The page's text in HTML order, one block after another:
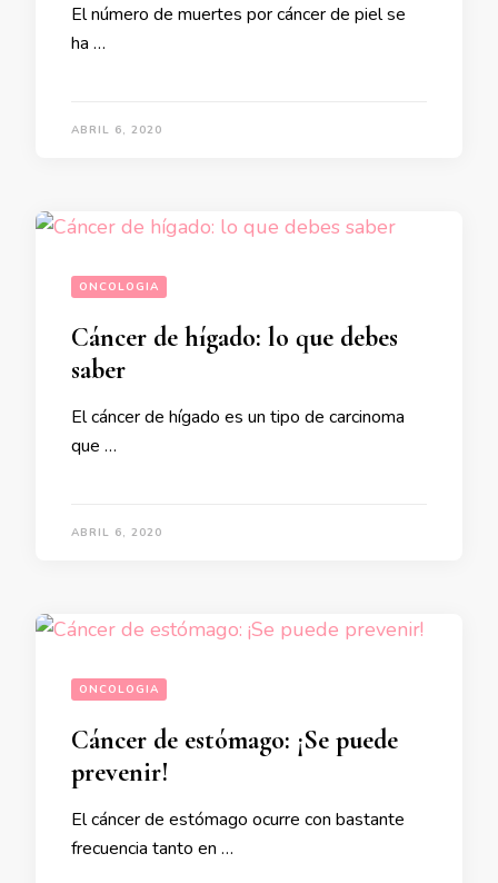
El número de muertes por cáncer de piel se
ha …
ABRIL 6, 2020
ONCOLOGIA
Cáncer de hígado: lo que debes
saber
El cáncer de hígado es un tipo de carcinoma
que …
ABRIL 6, 2020
ONCOLOGIA
Cáncer de estómago: ¡Se puede
prevenir!
El cáncer de estómago ocurre con bastante
frecuencia tanto en …